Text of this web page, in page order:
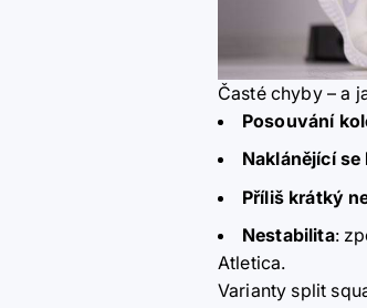
Časté chyby – a
Posouvání
Naklánějící
Příliš krátký
Nestabilita:
Atletica.
Varianty split